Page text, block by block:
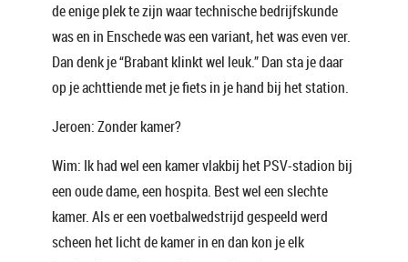
de enige plek te zijn waar technische bedrijfskunde
was en in Enschede was een variant, het was even ver.
Dan denk je “Brabant klinkt wel leuk.” Dan sta je daar
op je achttiende met je fiets in je hand bij het station.
Jeroen: Zonder kamer?
Wim: Ik had wel een kamer vlakbij het PSV-stadion bij
een oude dame, een hospita. Best wel een slechte
kamer. Als er een voetbalwedstrijd gespeeld werd
scheen het licht de kamer in en dan kon je elk